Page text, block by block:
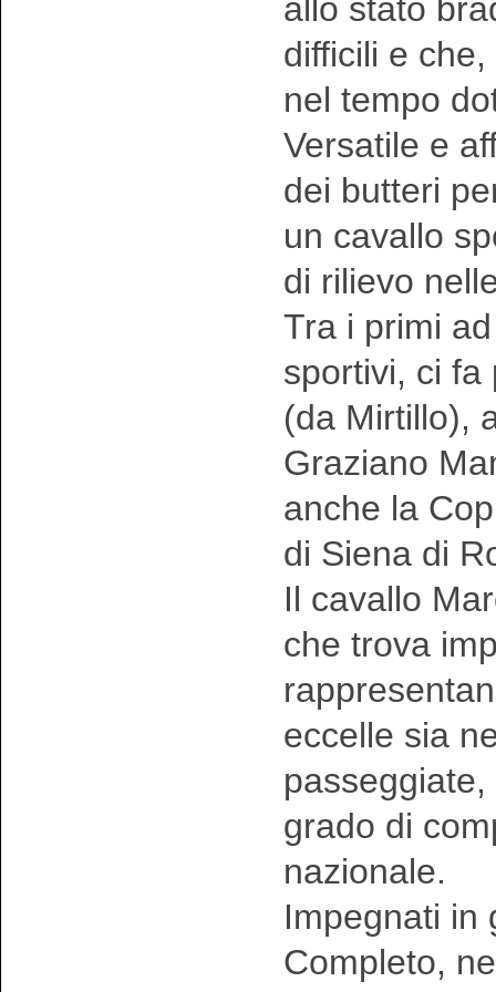
allo stato
difficili e
nel tempo
Versatile e
dei butteri
un cavallo
di rilievo
Tra i primi
sportivi, ci fa
(da Mirtillo),
Graziano
anche la
di Siena di
Il cavallo
che trova
eccelle sia
grado di
nazionale.
Impegnati in
Completo,